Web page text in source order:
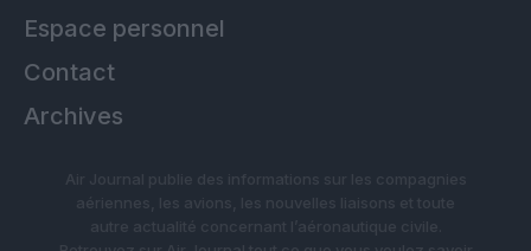
Espace personnel
Contact
Archives